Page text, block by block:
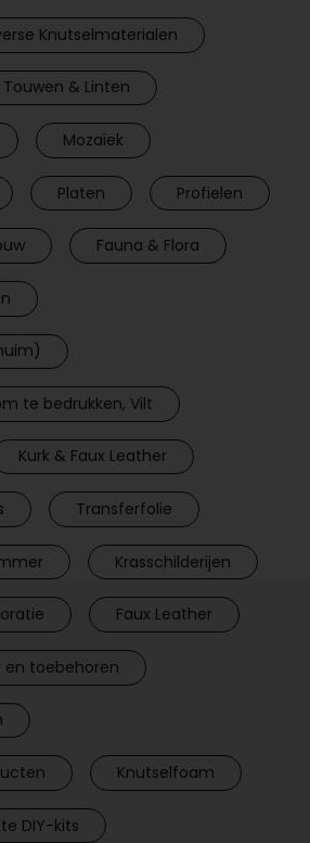
Knutselmaterialen
Touwen & Linten
Mozaïek
Platen Profielen
Fauna & Flora
te bedrukken, Vilt
Kurk & Faux Leather
Transferfolie
Krasschilderijen
Faux Leather
en toebehoren
Knutselfoam
DIY-kits